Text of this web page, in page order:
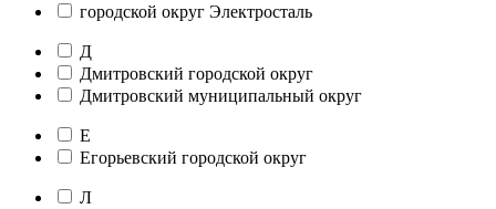
городской округ Электросталь
Д
Дмитровский городской округ
Дмитровский муниципальный округ
Е
Егорьевский городской округ
Л